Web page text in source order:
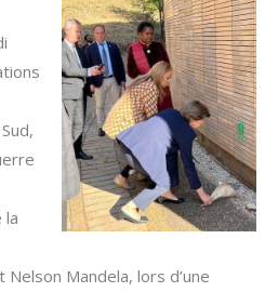
la
Mandela, lors d’une